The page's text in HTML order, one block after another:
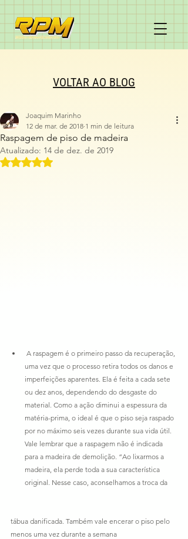
VOLTAR AO BLOG
Raspagem de piso de madeira
Joaquim Marinho
12 de mar. de 2018 1 min de leitura
Atualizado: 14 de dez. de 2019
Avaliado com NaN de 5 estrelas.
uma vez que o processo retira todos os danos e
imperfeições aparentes. Ela é feita a cada sete
ou dez anos, dependendo do desgaste do
material. Como a ação diminui a espessura da
matéria-prima, o ideal é que o piso seja raspado
por no máximo seis vezes durante sua vida útil.
Vale lembrar que a raspagem não é indicada
para a madeira de demolição. “Ao lixarmos a
madeira, ela perde toda a sua característica
original. Nesse caso, aconselhamos a troca da
tábua danificada. Também vale encerar o piso pelo
menos uma vez durante a semana